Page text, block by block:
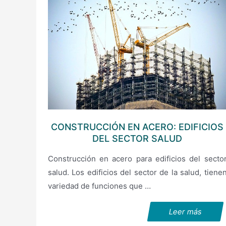
CONSTRUCCIÓN EN ACERO: EDIFICIOS
DEL SECTOR SALUD
Construcción en acero para edificios del
salud. Los edificios del sector de la salud,
variedad de funciones que …
Leer más